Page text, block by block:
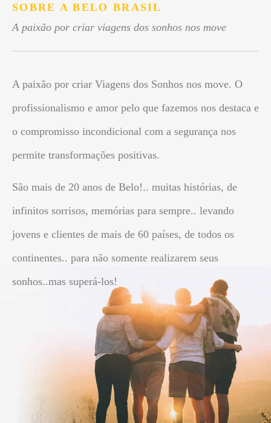
SOBRE A BELO BRASIL
A paixão por criar viagens dos sonhos nos move
A paixão por criar Viagens dos Sonhos nos move. O
profissionalismo e amor pelo que fazemos nos destaca e
o compromisso incondicional com a segurança nos
permite transformações positivas.
São mais de 20 anos de Belo!.. muitas histórias, de
infinitos sorrisos, memórias para sempre.. levando
jovens e clientes de mais de 60 países, de todos os
continentes.. para não somente realizarem seus
sonhos..mas superá-los!